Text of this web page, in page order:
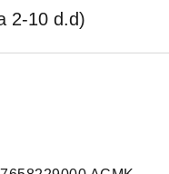
2-10 d.d)